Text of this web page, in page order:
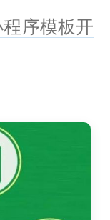
序模板开